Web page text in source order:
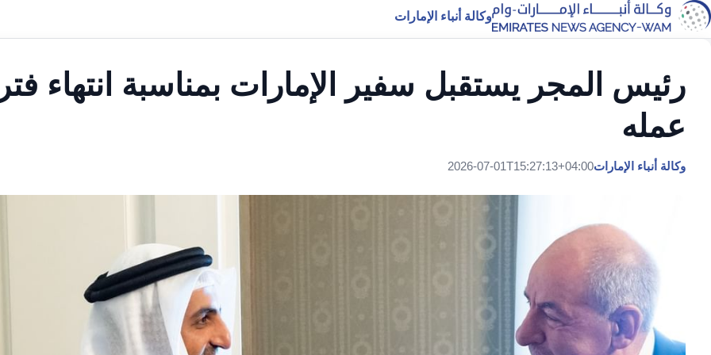
وكالة أنباء الإمارات
رئيس المجر يستقبل سفير الإمارات بمناسبة انتهاء
عمله
وكالة أنباء الإمارات2026-07-01T15:27:13+04:00